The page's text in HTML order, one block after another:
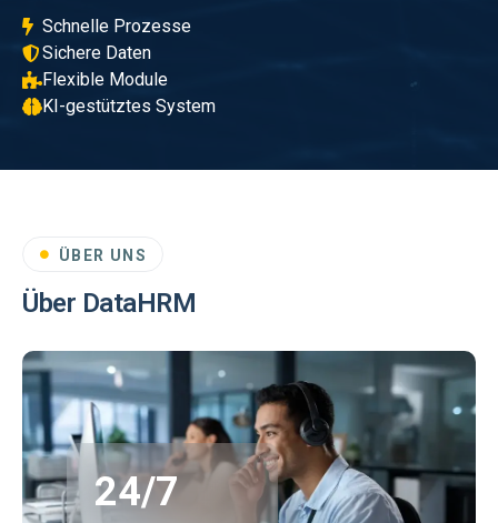
Schnelle Prozesse
Sichere Daten
Flexible Module
KI-gestütztes System
ÜBER UNS
Über DataHRM
24/7